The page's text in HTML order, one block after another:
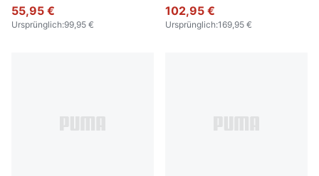
55,95 €
Ursprünglich:99,95 €
102,95 €
Ursprünglich:169,95 €